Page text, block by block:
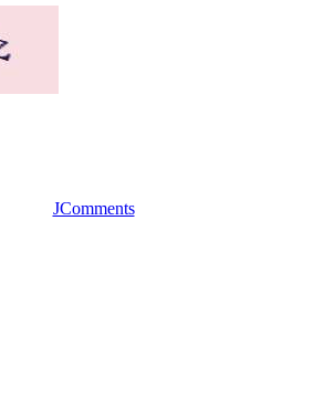
JComments